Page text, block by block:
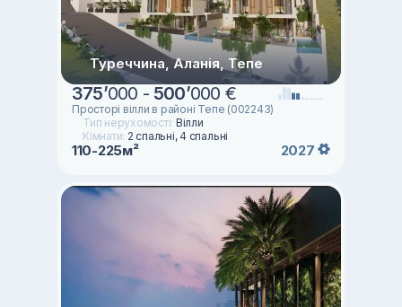
Туреччина, Аланія, Тепе
375’000 - 500’000 €
Просторі вілли в районі Тепе (002243)
Тип нерухомості: Вілли
Кімнати: 2 спальні, 4 спальні
110-225м² 2027